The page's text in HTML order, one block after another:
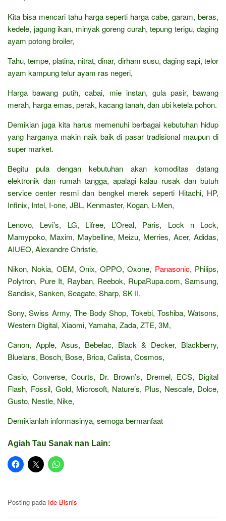
Kita bisa mencari tahu harga seperti harga cabe, garam, beras,
kedele, jagung ikan, minyak goreng curah, tepung terigu, daging
ayam potong broiler,
Tahu, tempe, platina, nitrat, dinar, dirham susu, daging sapi, telor
ayam kampung telur ayam ras negeri,
Harga bawang putih, cabai, mie instan, gula pasir, bawang
merah, harga emas, perak, kacang tanah, dan ubi ketela pohon.
Demikian juga kita harus memenuhi berbagai kebutuhan hidup
yang harganya makin naik baik di pasar tradisional maupun di
super market.
Begitu pula dengan kebutuhan akan komoditas datang
elektronik dan rumah tangga, apalagi kalau rusak dan butuh
service center resmi dan bengkel merek seperti Hitachi, HP,
Infinix, Intel, I-one, JBL, Kenmaster, Kogan, L-Men,
Lenovo, Levi’s, LG, Lifree, L’Oreal, Paris, Lock n Lock,
Mamypoko, Maxim, Maybelline, Meizu, Merries, Acer, Adidas,
AIUEO, Alexandre Christie,
Nikon, Nokia, OEM, Onix, OPPO, Oxone, Panasonic, Philips,
Polytron, Pure It, Rayban, Reebok, RupaRupa.com, Samsung,
Sandisk, Sanken, Seagate, Sharp, SK II,
Sony, Swiss Army, The Body Shop, Tokebi, Toshiba, Watsons,
Western Digital, Xiaomi, Yamaha, Zada, ZTE, 3M,
Canon, Apple, Asus, Bebelac, Black & Decker, Blackberry,
Bluelans, Bosch, Bose, Brica, Calista, Cosmos,
Casio, Converse, Courts, Dr. Brown’s, Dremel, ECS, Digital
Flash, Fossil, Gold, Microsoft, Nature’s, Plus, Nescafe, Dolce,
Gusto, Nestle, Nike,
Demikianlah informasinya, semoga bermanfaat
Agiah Tau Sanak nan Lain:
Posting pada Ide Bisnis